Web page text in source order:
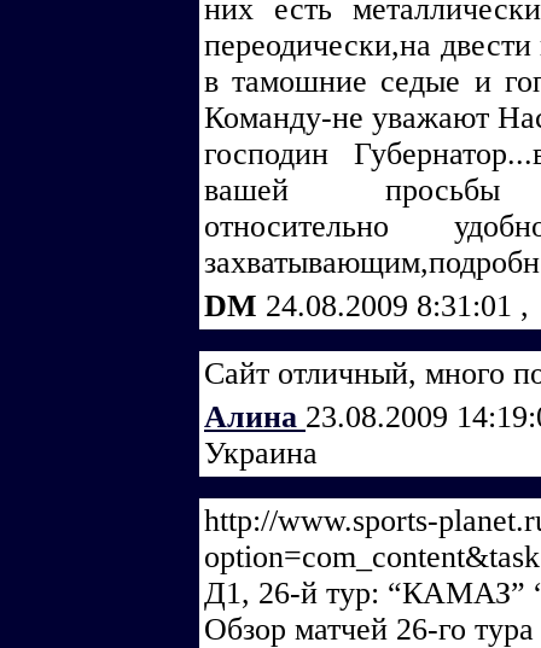
них есть
переодически,на
в тамошние седые и
Команду-не уважают
господин
вашей просьбы
относительно
DM 24.08.2009 8:31:01 ,
Сайт отличный, много
Алина 23.08.2009
Украина
http://www.sports-
Д1, 26-й тур: “КАМАЗ”
Обзор матчей 26-го